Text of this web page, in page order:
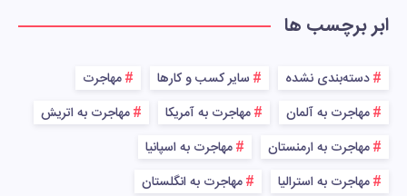
ابر برچسب ها
دسته‌بندی نشده سایر کسب و کارها
مهاجرت
مهاجرت به آلمان
مهاجرت به آمریکا
مهاجرت به اتریش
مهاجرت به ارمنستان
مهاجرت به اسپانیا
مهاجرت به استرالیا
مهاجرت به انگلستان